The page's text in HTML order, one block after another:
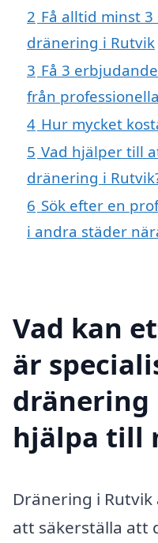
2 Få alltid minst
dränering i Rutvik
3 Få 3
från
4 Hur mycket
5 Vad hjälper till
dränering i
6 Sök efter en
i andra städer
Vad kan
är
dränering
hjälpa till
Dränering i
att säkerställa